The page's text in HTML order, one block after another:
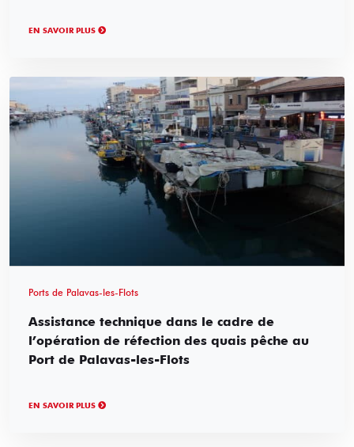
EN SAVOIR PLUS
Ports de Palavas-les-Flots
Assistance technique dans le cadre de
l’opération de réfection des quais pêche au
Port de Palavas-les-Flots
EN SAVOIR PLUS